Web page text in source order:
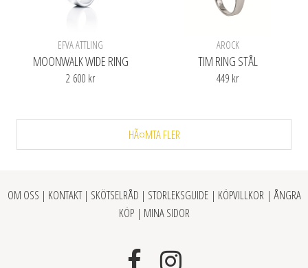
EFVA ATTLING
MOONWALK WIDE RING
2 600 kr
AROCK
TIM RING STÅL
449 kr
HÃ¤MTA FLER
OM OSS | KONTAKT| SKÖTSELRÅD | STORLEKSGUIDE | KÖPVILLKOR| ÅNGRA
KÖP| MINA SIDOR